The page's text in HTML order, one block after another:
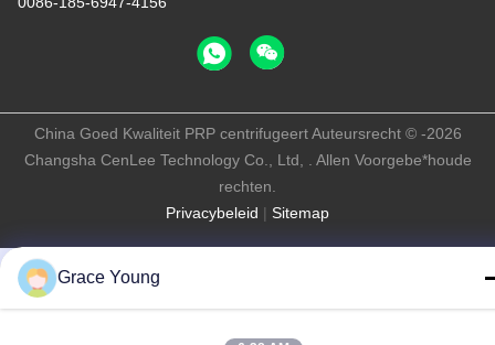
Privacybeleid | Sitemap
China Goed Kwaliteit PRP centrifugeert Auteursrecht © -2026
Changsha CenLee Technology Co., Ltd, . Allen Voorgebe*houde
rechten.
Grace Young